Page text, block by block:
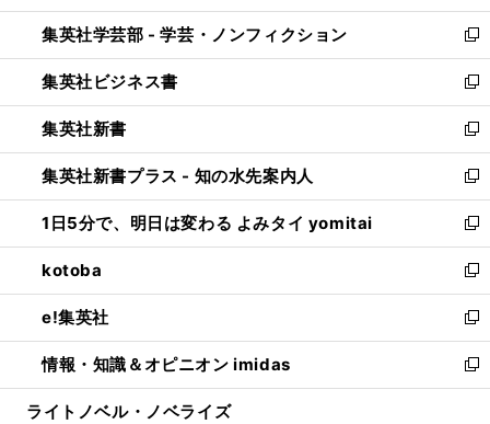
開
く
ウ
で
開
く
ン
ド
ウ
で
開
く
ウ
ィ
ン
ド
ウ
で
開
く
集英社学芸部 - 学芸・ノンフィクション
新
し
い
ウ
ィ
ン
ド
ウ
で
開
く
集英社ビジネス書
新
し
い
ウ
ィ
ン
ド
ウ
で
開
く
集英社新書
新
し
い
ウ
ィ
ン
ド
ウ
で
開
く
集英社新書プラス - 知の水先案内人
新
し
い
ウ
ィ
ン
ド
ウ
で
開
1日5分で、明日は変わる よみタイ yomitai
新
し
い
ウ
ィ
ン
ド
ウ
kotoba
新
し
い
ウ
ィ
ン
e!集英社
新
し
い
ウ
情報・知識＆オピニオン imidas
新
し
ライトノベル・ノベライズ